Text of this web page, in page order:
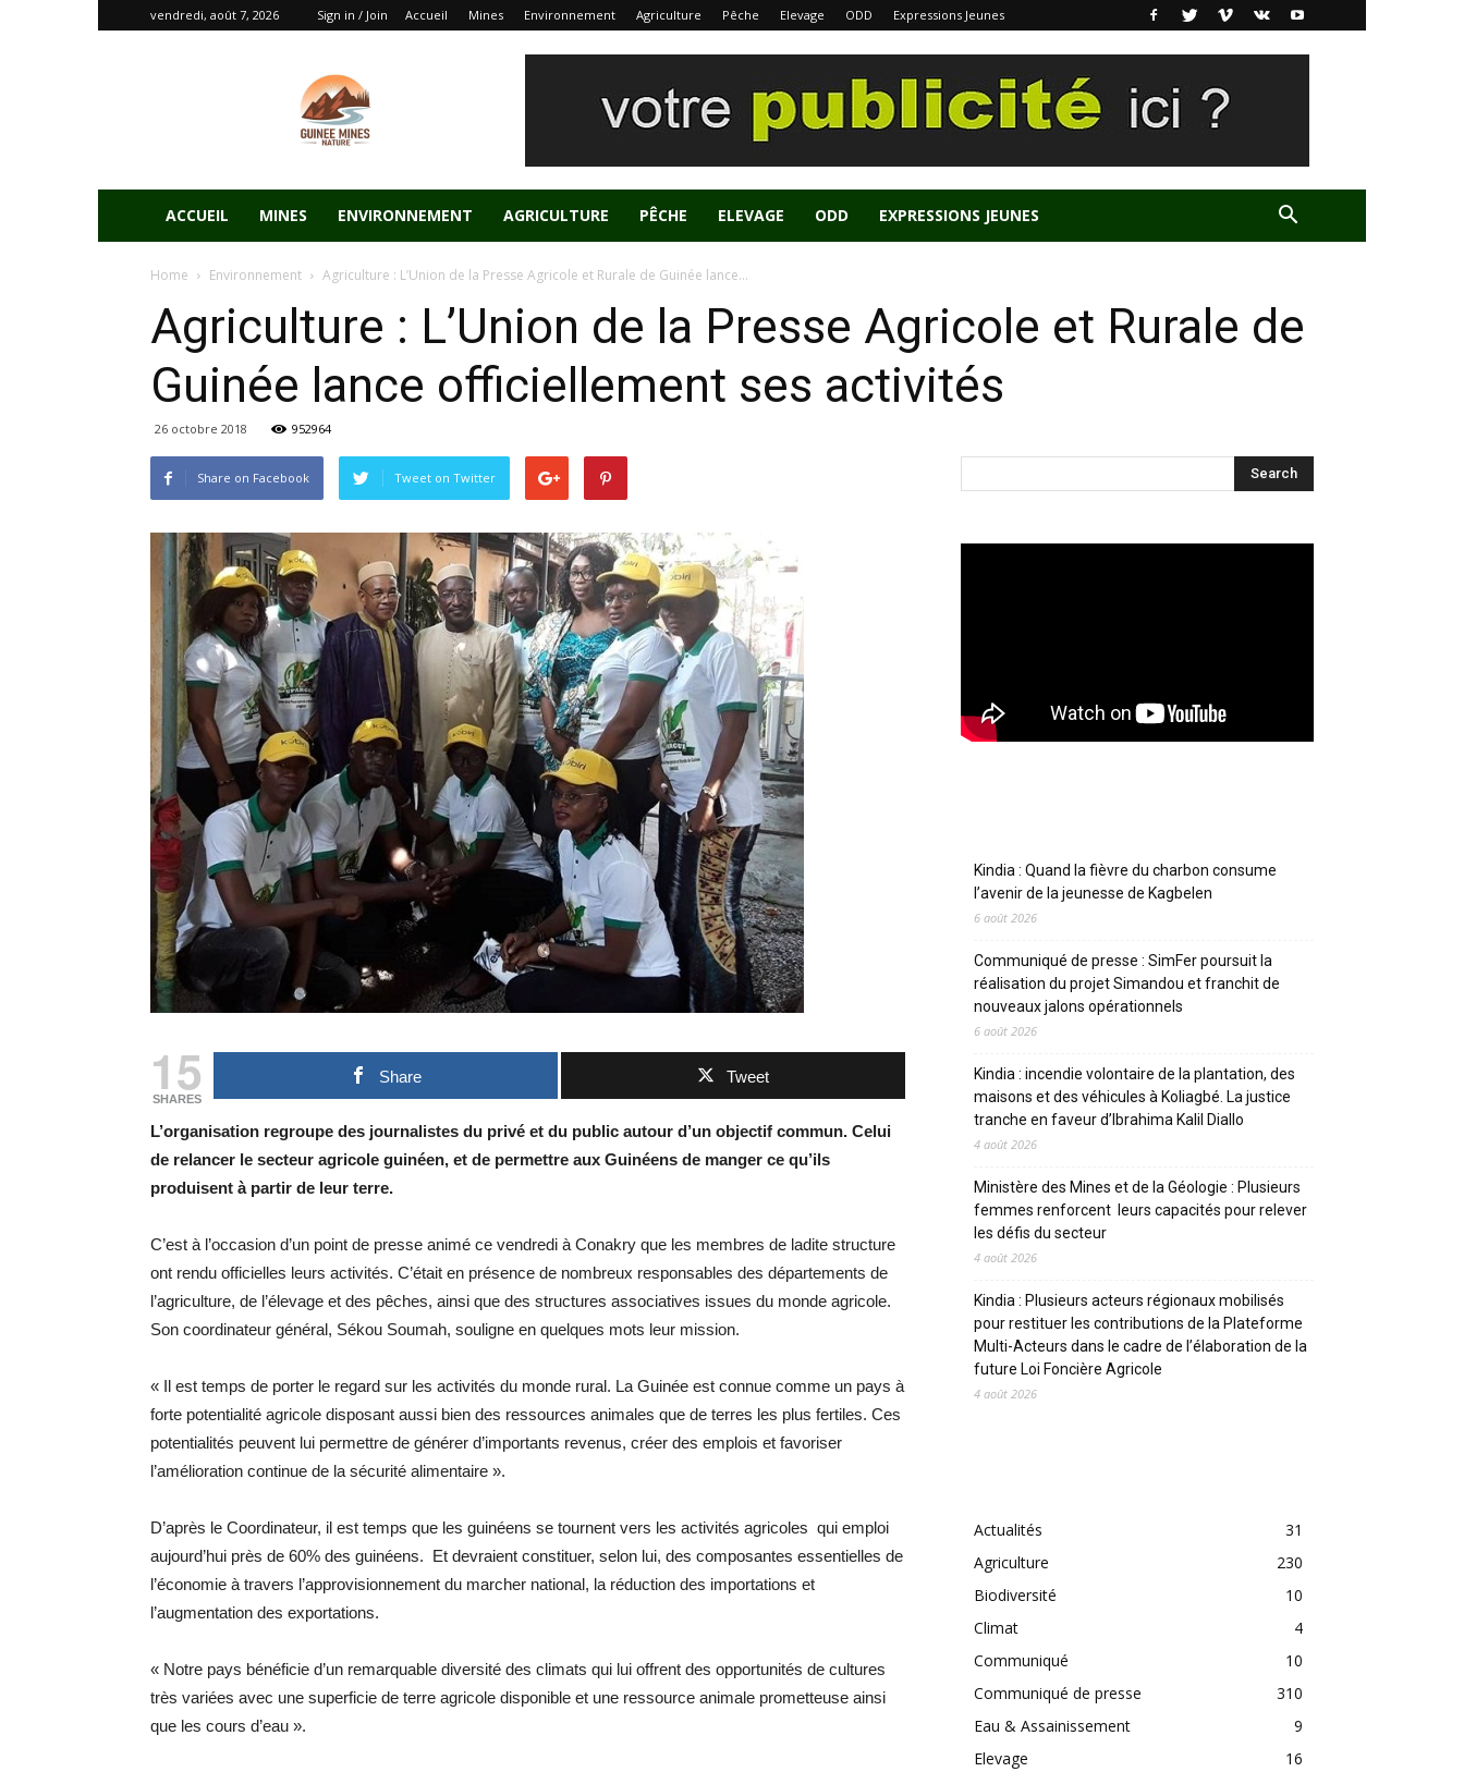
vendredi, août 7, 2026 Sign in / Join Accueil Mines Environnement Agriculture Pêche Elevage ODD Expressions Jeunes
ACCUEIL MINES ENVIRONNEMENT AGRICULTURE PÊCHE ELEVAGE ODD EXPRESSIONS JEUNES
Home Environnement Agriculture : L’Union de la Presse Agricole et Rurale de Guinée lance...
Agriculture : L’Union de la Presse Agricole et Rurale de
Guinée lance officiellement ses activités
26 octobre 2018 952964
Share on Facebook Tweet on Twitter
15
SHARES
Share Tweet
L’organisation regroupe des journalistes du privé et du public autour d’un objectif commun. Celui
de relancer le secteur agricole guinéen, et de permettre aux Guinéens de manger ce qu’ils
produisent à partir de leur terre.
C’est à l’occasion d’un point de presse animé ce vendredi à Conakry que les membres de ladite structure
ont rendu officielles leurs activités. C’était en présence de nombreux responsables des départements de
l’agriculture, de l’élevage et des pêches, ainsi que des structures associatives issues du monde agricole.
Son coordinateur général, Sékou Soumah, souligne en quelques mots leur mission.
« Il est temps de porter le regard sur les activités du monde rural. La Guinée est connue comme un pays à
forte potentialité agricole disposant aussi bien des ressources animales que de terres les plus fertiles. Ces
potentialités peuvent lui permettre de générer d’importants revenus, créer des emplois et favoriser
l’amélioration continue de la sécurité alimentaire ».
D’après le Coordinateur, il est temps que les guinéens se tournent vers les activités agricoles qui emploi
aujourd’hui près de 60% des guinéens. Et devraient constituer, selon lui, des composantes essentielles de
l’économie à travers l’approvisionnement du marcher national, la réduction des importations et
l’augmentation des exportations.
« Notre pays bénéficie d’un remarquable diversité des climats qui lui offrent des opportunités de cultures
très variées avec une superficie de terre agricole disponible et une ressource animale prometteuse ainsi
que les cours d’eau ».
Kindia : Quand la fièvre du charbon consume
l’avenir de la jeunesse de Kagbelen
6 août 2026
Communiqué de presse : SimFer poursuit la
réalisation du projet Simandou et franchit de
nouveaux jalons opérationnels
6 août 2026
Kindia : incendie volontaire de la plantation, des
maisons et des véhicules à Koliagbé. La justice
tranche en faveur d’Ibrahima Kalil Diallo
4 août 2026
Ministère des Mines et de la Géologie : Plusieurs
femmes renforcent leurs capacités pour relever
les défis du secteur
4 août 2026
Kindia : Plusieurs acteurs régionaux mobilisés
pour restituer les contributions de la Plateforme
Multi-Acteurs dans le cadre de l’élaboration de la
future Loi Foncière Agricole
4 août 2026
Actualités
31
Agriculture
230
Biodiversité
10
Climat
4
Communiqué
10
Communiqué de presse
310
Eau & Assainissement
9
Elevage
16